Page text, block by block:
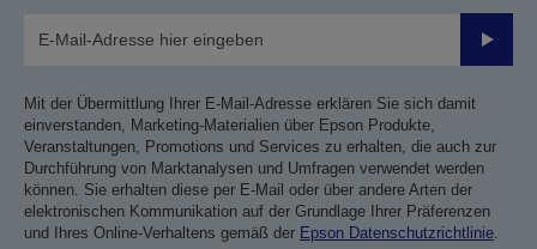
Mit der Übermittlung Ihrer E-Mail-Adresse erklären Sie sich damit
einverstanden, Marketing-Materialien über Epson Produkte,
Veranstaltungen, Promotions und Services zu erhalten, die auch zur
Durchführung von Marktanalysen und Umfragen verwendet werden
können. Sie erhalten diese per E-Mail oder über andere Arten der
elektronischen Kommunikation auf der Grundlage Ihrer Präferenzen
und Ihres Online-Verhaltens gemäß der Epson Datenschutzrichtlinie